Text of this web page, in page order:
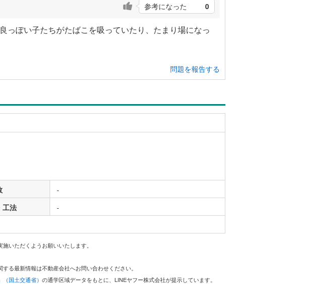
参考になった 0
っぽい子たちがたばこを吸っていたり、たまり場になっ
問題を報告する
-
工法
-
いただくようお願いいたします。
る最新情報は不動産会社へお問い合わせください。
国土交通省） の通学区域データをもとに、LINEヤフー株式会社が提示しています。